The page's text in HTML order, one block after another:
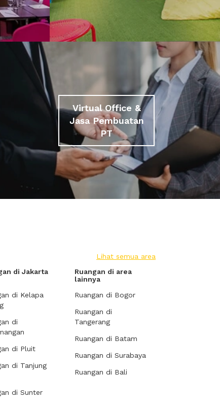
Virtual Office &
Jasa Pembuatan
PT
Lihat semua area
di Jakarta
di Kelapa
di
di Pluit
di Tanjung
di Sunter
Ruangan di area
lainnya
Ruangan di Bogor
Ruangan di
Tangerang
Ruangan di Batam
Ruangan di Surabaya
Ruangan di Bali